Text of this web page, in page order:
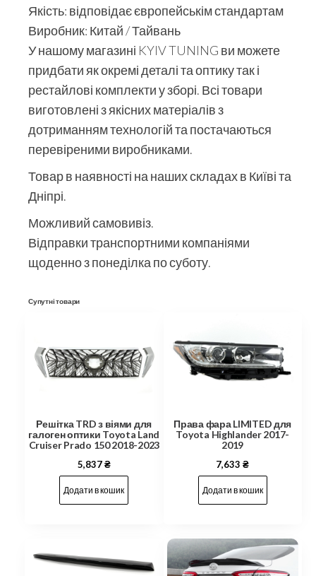
Якість: відповідає європейськім стандартам
Виробник: Китай / Тайвань
У нашому магазині KYIV TUNING ви можете
придбати як окремі деталі та оптику так і
рестайлові комплекти у зборі. Всі товари
виготовлені з якісних матеріалів з
дотриманням технологій та постачаються
перевіреними виробниками.
Товар в наявності на наших складах в Київі та
Дніпрі.
Можливий самовивіз.
Відправки транспортними компаніями
щоденно з понеділка по суботу.
Супутні товари
Решітка TRD з віями для
галоген оптики Toyota Land
Cruiser Prado 150 2018-2023
5,837₴
Додати в кошик
Права фара LIMITED для
Toyota Highlander 2017-
2019
7,633₴
Додати в кошик